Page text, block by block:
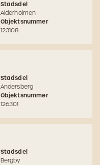
Stadsdel
Alderholmen
Objektsnummer
123108
Stadsdel
Andersberg
Objektsnummer
126301
Stadsdel
Bergby